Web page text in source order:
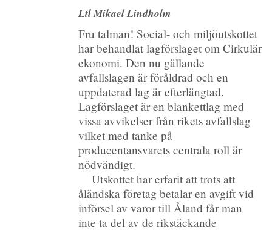
Ltl Mikael Lindholm
Fru talman! Social- och miljöutskottet
har behandlat lagförslaget om Cirkulär
ekonomi. Den nu gällande
avfallslagen är föråldrad och en
uppdaterad lag är efterlängtad.
Lagförslaget är en blankettlag med
vissa avvikelser från rikets avfallslag
vilket med tanke på
producentansvarets centrala roll är
nödvändigt.
Utskottet har erfarit att trots att
åländska företag betalar en avgift vid
införsel av varor till Åland får man
inte ta del av de rikstäckande